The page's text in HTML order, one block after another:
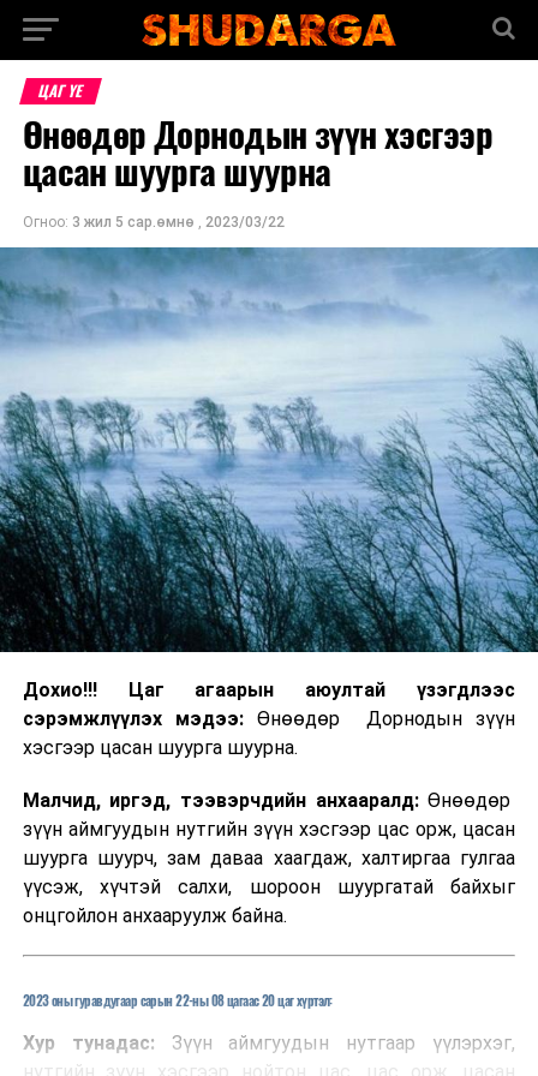
ЦАГ ҮЕ
Өнөөдөр Дорнодын зүүн хэсгээр
цасан шуурга шуурна
Огноо: 3 жил 5 сар.өмнө , 2023/03/22
Дохио!!! Цаг агаарын аюултай үзэгдлээс
сэрэмжлүүлэх мэдээ:Өнөөдөр Дорнодын зүүн
хэсгээр цасан шуурга шуурна.
Малчид, иргэд, тээвэрчдийн анхааралд:Өнөөдөр
зүүн аймгуудын нутгийн зүүн хэсгээр цас орж, цасан
шуурга шуурч, зам даваа хаагдаж, халтиргаа гулгаа
үүсэж, хүчтэй салхи, шороон шуургатай байхыг
онцгойлон анхааруулж байна.
2023 оны гуравдугаар сарын 22-ны 08 цагаас 20 цаг хүртэл:
Хур тунадас: Зүүн аймгуудын нутгаар үүлэрхэг,